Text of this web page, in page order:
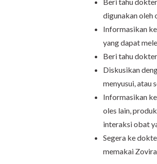
digunakan oleh
Informasikan
yang dapat
Beri tahu
Diskusikan
menyusui, atau
Informasikan
oles lain,
interaksi obat
Segera ke
memakai